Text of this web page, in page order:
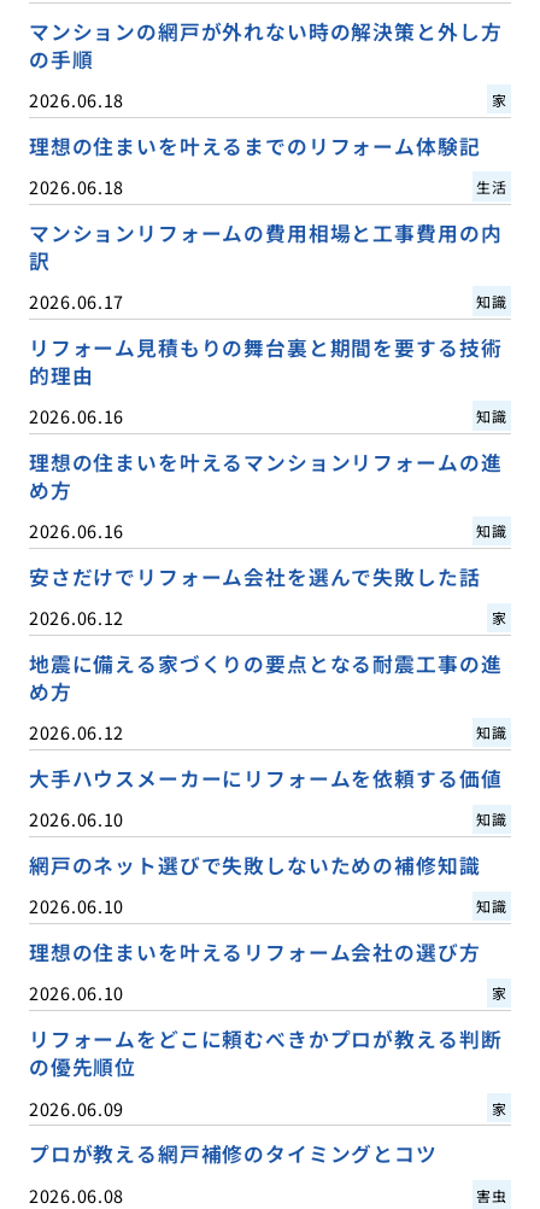
マンションの網戸が外れない時の解決策と外し方
の手順
2026.06.18 家
理想の住まいを叶えるまでのリフォーム体験記
2026.06.18 生活
マンションリフォームの費用相場と工事費用の内
訳
2026.06.17 知識
リフォーム見積もりの舞台裏と期間を要する技術
的理由
2026.06.16 知識
理想の住まいを叶えるマンションリフォームの進
め方
2026.06.16 知識
安さだけでリフォーム会社を選んで失敗した話
2026.06.12 家
地震に備える家づくりの要点となる耐震工事の進
め方
2026.06.12 知識
大手ハウスメーカーにリフォームを依頼する価値
2026.06.10 知識
網戸のネット選びで失敗しないための補修知識
2026.06.10 知識
理想の住まいを叶えるリフォーム会社の選び方
2026.06.10 家
リフォームをどこに頼むべきかプロが教える判断
の優先順位
2026.06.09 家
プロが教える網戸補修のタイミングとコツ
2026.06.08 害虫